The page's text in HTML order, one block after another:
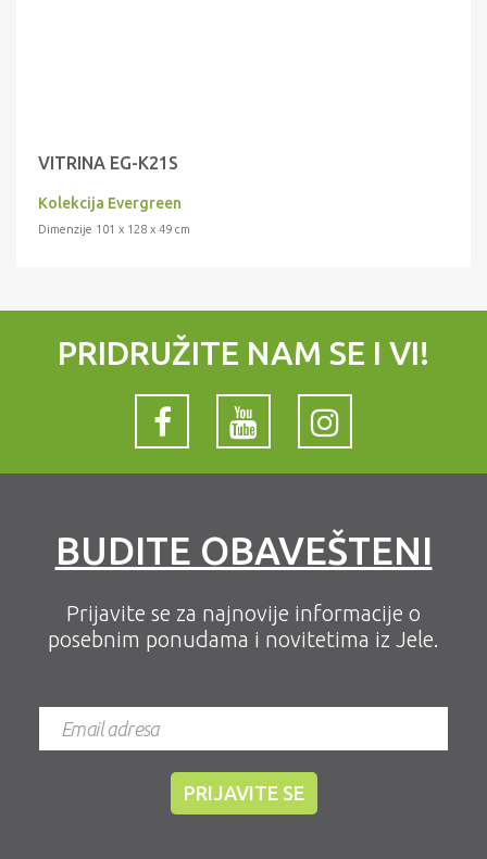
VITRINA EG-K21S
Kolekcija Evergreen
Dimenzije 101 x 128 x 49 cm
PRIDRUŽITE NAM SE I VI!
BUDITE OBAVEŠTENI
Prijavite se za najnovije informacije o
posebnim ponudama i novitetima iz Jele.